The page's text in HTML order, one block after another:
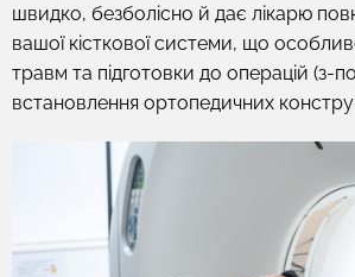
швидко, безболісно й дає лікарю
вашої кісткової системи, що
травм та підготовки до операцій (з-
встановлення ортопедичних